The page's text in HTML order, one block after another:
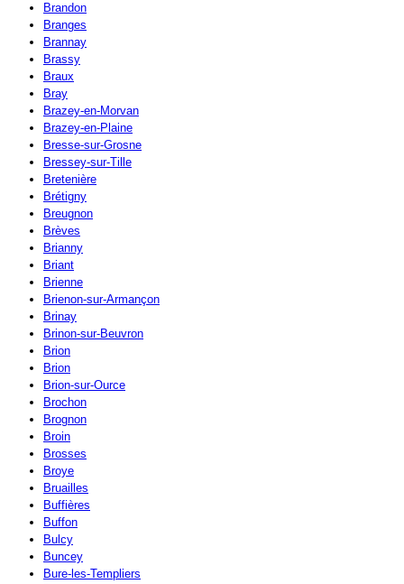
Brandon
Branges
Brannay
Brassy
Braux
Bray
Brazey-en-Morvan
Brazey-en-Plaine
Bresse-sur-Grosne
Bressey-sur-Tille
Bretenière
Brétigny
Breugnon
Brèves
Brianny
Briant
Brienne
Brienon-sur-Armançon
Brinay
Brinon-sur-Beuvron
Brion
Brion
Brion-sur-Ource
Brochon
Brognon
Broin
Brosses
Broye
Bruailles
Buffières
Buffon
Bulcy
Buncey
Bure-les-Templiers